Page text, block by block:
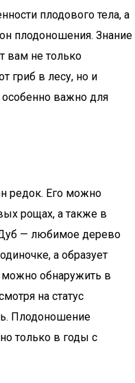
плодового тела, а
плодоношения. Знание
вам не только
гриб в лесу, но и
особенно важно для
редок. Его можно
рощах, а также в
— любимое дерево
а образует
обнаружить в
на статус
Плодоношение
только в годы с